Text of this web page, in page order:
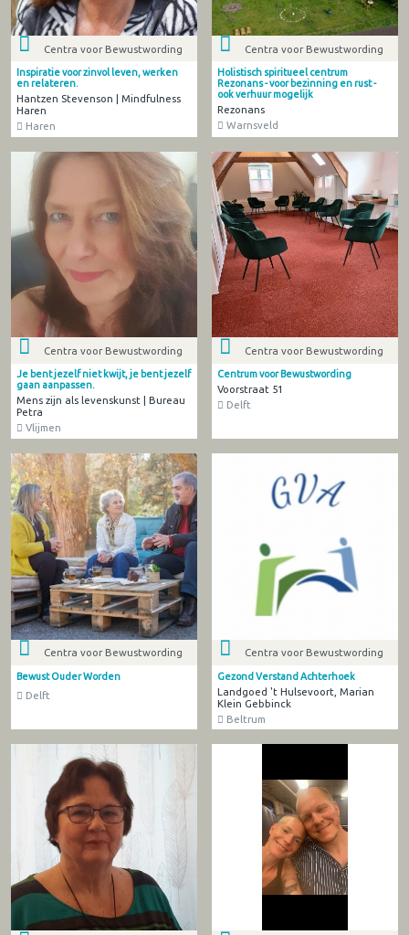
Centra voor Bewustwording
Inspiratie voor zinvol leven, werken
en relateren.
Hantzen Stevenson | Mindfulness
Haren
Haren
Centra voor Bewustwording
Holistisch spiritueel centrum
Rezonans - voor bezinning en rust -
ook verhuur mogelijk
Rezonans
Warnsveld
Centra voor Bewustwording
Je bent jezelf niet kwijt, je bent jezelf
gaan aanpassen.
Mens zijn als levenskunst | Bureau
Petra
Vlijmen
Centra voor Bewustwording
Centrum voor Bewustwording
Voorstraat 51
Delft
Centra voor Bewustwording
Bewust Ouder Worden
Delft
Centra voor Bewustwording
Gezond Verstand Achterhoek
Landgoed 't Hulsevoort, Marian
Klein Gebbinck
Beltrum